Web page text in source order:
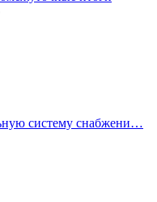
систему снабжени…